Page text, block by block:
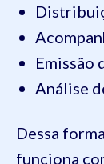
Emissão
Análise
Dessa
funciona